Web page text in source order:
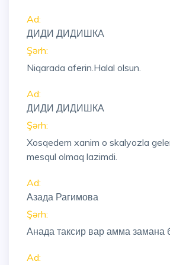
Ad:
ДИДИ ДИДИШКА
Şərh:
Niqarada aferin.Halal olsun.
Ad:
ДИДИ ДИДИШКА
Şərh:
Xosqedem xanim o skalyozla
mesqul olmaq lazimdi.
Ad:
Азада Рагимова
Şərh:
Анада таксир вар амма замана
Ad: